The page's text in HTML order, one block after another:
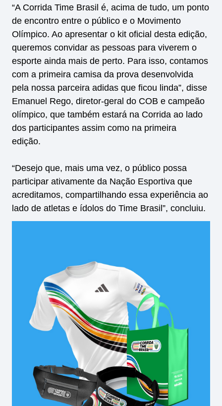
“A Corrida Time Brasil é, acima de tudo, um ponto
de encontro entre o público e o Movimento
Olímpico. Ao apresentar o kit oficial desta edição,
queremos convidar as pessoas para viverem o
esporte ainda mais de perto. Para isso, contamos
com a primeira camisa da prova desenvolvida
pela nossa parceira adidas que ficou linda”, disse
Emanuel Rego, diretor-geral do COB e campeão
olímpico, que também estará na Corrida ao lado
dos participantes assim como na primeira
edição.
“Desejo que, mais uma vez, o público possa
participar ativamente da Nação Esportiva que
acreditamos, compartilhando essa experiência ao
lado de atletas e ídolos do Time Brasil”, concluiu.